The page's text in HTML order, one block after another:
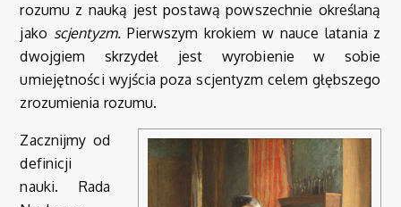
rozumu z nauką jest postawą powszechnie określaną
jako scjentyzm.Pierwszym krokiem w nauce latania z
dwojgiem skrzydeł jest wyrobienie w sobie
umiejętności wyjścia poza scjentyzm celem głębszego
zrozumienia rozumu.
Zacznijmy od
definicji
nauki. Rada